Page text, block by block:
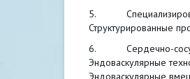
5.
Структурированные
6. Сердечно-
Эндоваскулярные
Эндоваскулярные